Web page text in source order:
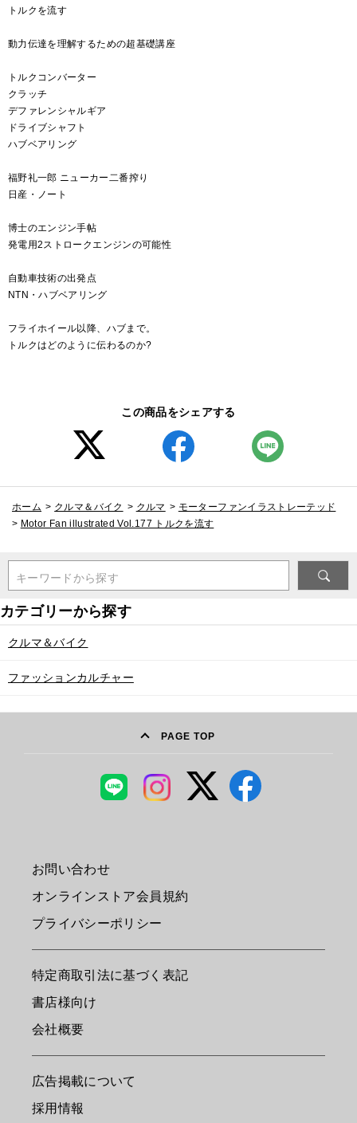
トルクを流す
動力伝達を理解するための超基礎講座
トルクコンバーター
クラッチ
デファレンシャルギア
ドライブシャフト
ハブベアリング
福野礼一郎 ニューカー二番搾り
日産・ノート
博士のエンジン手帖
発電用2ストロークエンジンの可能性
自動車技術の出発点
NTN・ハブベアリング
フライホイール以降、ハブまで。
トルクはどのように伝わるのか?
この商品をシェアする
ホーム > クルマ＆バイク > クルマ > モーターファンイラストレーテッド
> Motor Fan illustrated Vol.177 トルクを流す
キーワードから探す
クルマ＆バイク
ファッションカルチャー
PAGE TOP
お問い合わせ
オンラインストア会員規約
プライバシーポリシー
特定商取引法に基づく表記
書店様向け
会社概要
広告掲載について
採用情報